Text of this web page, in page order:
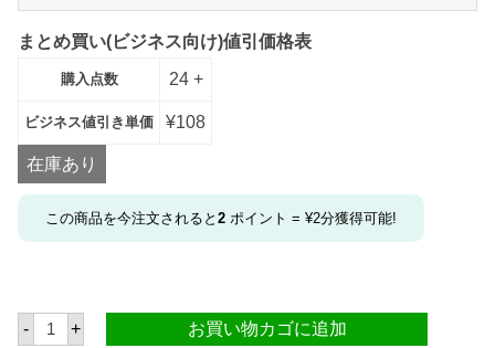
まとめ買い(ビジネス向け)値引価格表
購入点数 24 +
ビジネス値引き単価 ¥108
在庫あり
この商品を今注文されると 2 ポイント = ¥2分獲得可能!
- タ
ス
+ お買い物カゴに追加